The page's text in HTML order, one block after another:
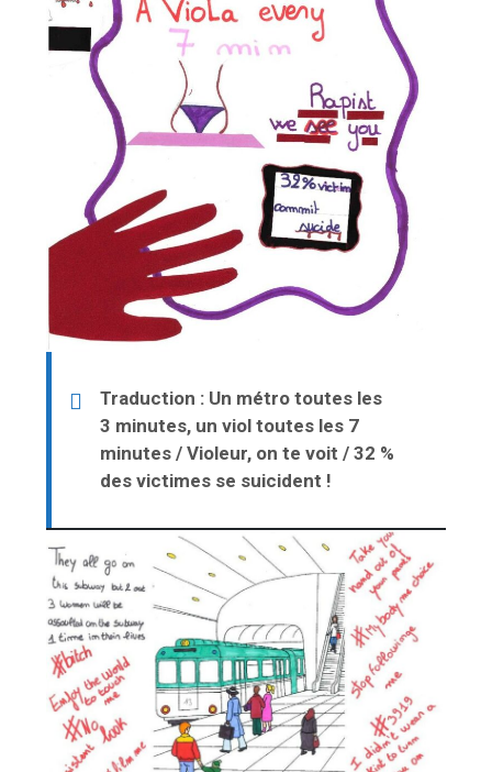
Traduction : Un métro toutes les
3 minutes, un viol toutes les 7
minutes / Violeur, on te voit / 32 %
des victimes se suicident !